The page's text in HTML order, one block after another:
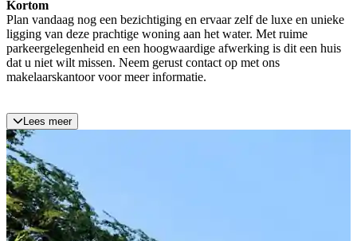
Kortom
Plan vandaag nog een bezichtiging en ervaar zelf de luxe en unieke
ligging van deze prachtige woning aan het water. Met ruime
parkeergelegenheid en een hoogwaardige afwerking is dit een huis
dat u niet wilt missen. Neem gerust contact op met ons
makelaarskantoor voor meer informatie.
Lees meer